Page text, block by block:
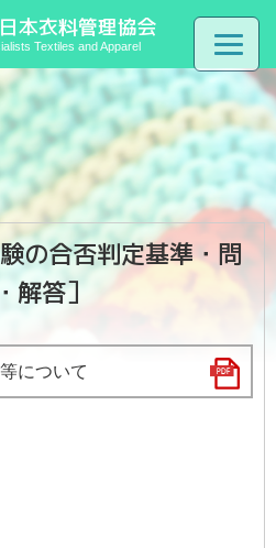
本衣料管理協会
Textiles and Apparel
の合否判定基準・問
解答］
について